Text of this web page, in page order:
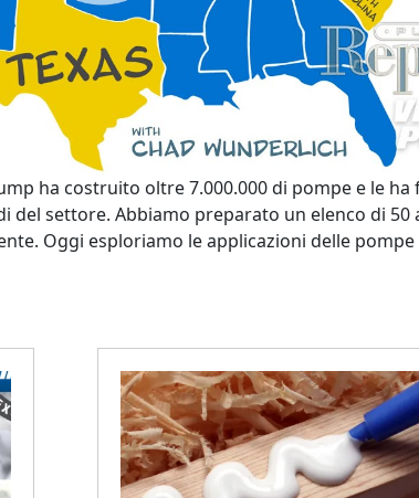
ha costruito oltre 7.000.000 di pompe e le
del settore. Abbiamo preparato un elenco di
Oggi esploriamo le applicazioni delle